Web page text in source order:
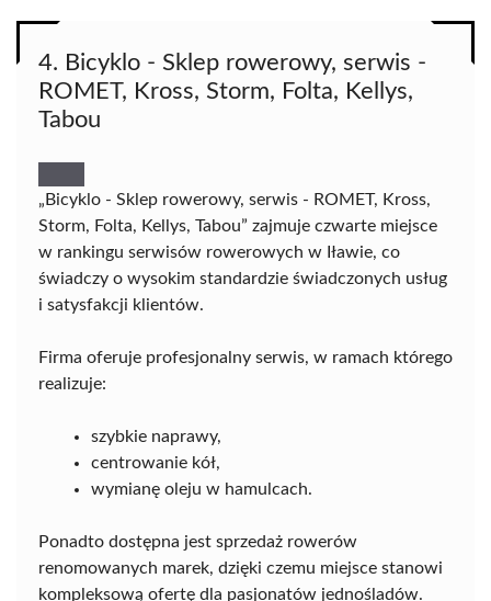
4. Bicyklo - Sklep rowerowy, serwis -
ROMET, Kross, Storm, Folta, Kellys,
Tabou
„Bicyklo - Sklep rowerowy, serwis - ROMET, Kross,
Storm, Folta, Kellys, Tabou” zajmuje czwarte miejsce
w rankingu serwisów rowerowych w Iławie, co
świadczy o wysokim standardzie świadczonych usług
i satysfakcji klientów.
Firma oferuje profesjonalny serwis, w ramach którego
realizuje:
szybkie naprawy,
centrowanie kół,
wymianę oleju w hamulcach.
Ponadto dostępna jest sprzedaż rowerów
renomowanych marek, dzięki czemu miejsce stanowi
kompleksową ofertę dla pasjonatów jednośladów.